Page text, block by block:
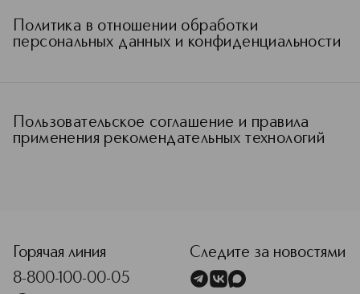
Политика в отношении обработки
персональных данных и конфиденциальности
Пользовательское соглашение и правила
применения рекомендательных технологий
Горячая линия
8-800-100-00-05
Следите за новостями